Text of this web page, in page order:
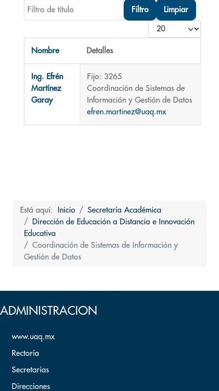
Filtro de título
Filtro Limpiar
Cantidad
Nombre Detalles
Ing. Efrén
Martínez
Garay
Fijo: 3265
Coordinación de Sistemas de
Información y Gestión de Datos
efren.martinez@uaq.mx
Está aquí: Inicio
Secretaría Académica
Dirección de Educación a Distancia e Innovación
Educativa
Coordinación de Sistemas de Información y
Gestión de Datos
ADMINISTRACION
www.uaq.mx
Rectoría
Secretarías
Direcciones